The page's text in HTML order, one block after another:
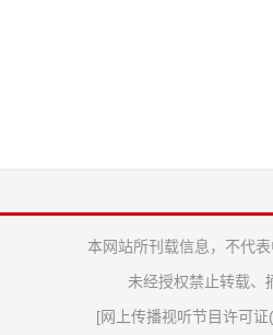
本网站所刊载信息，不代
未经授权禁止转载、
[网上传播视听节目许可